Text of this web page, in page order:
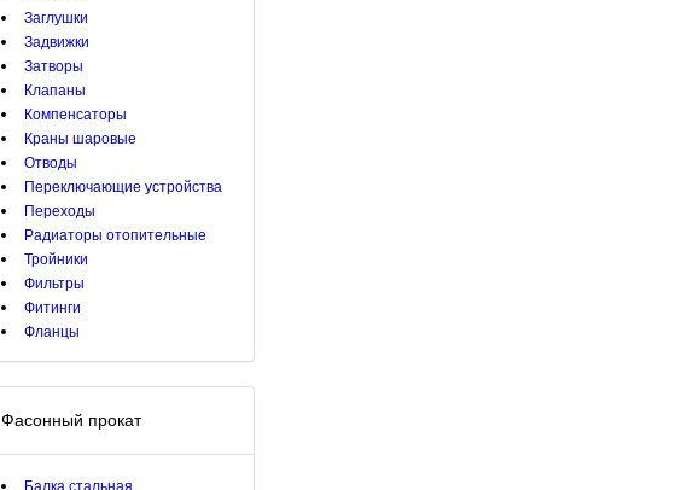
Заглушки
Задвижки
Затворы
Клапаны
Компенсаторы
Краны шаровые
Отводы
Переключающие устройства
Переходы
Радиаторы отопительные
Тройники
Фильтры
Фитинги
Фланцы
Фасонный прокат
Балка стальная